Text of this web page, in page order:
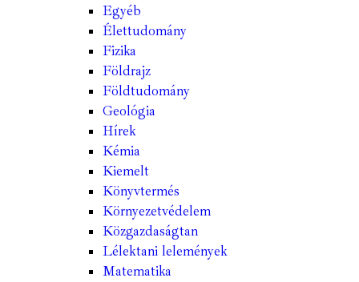
Egyéb
Élettudomány
Fizika
Földrajz
Földtudomány
Geológia
Hírek
Kémia
Kiemelt
Könyvtermés
Környezetvédelem
Közgazdaságtan
Lélektani lelemények
Matematika